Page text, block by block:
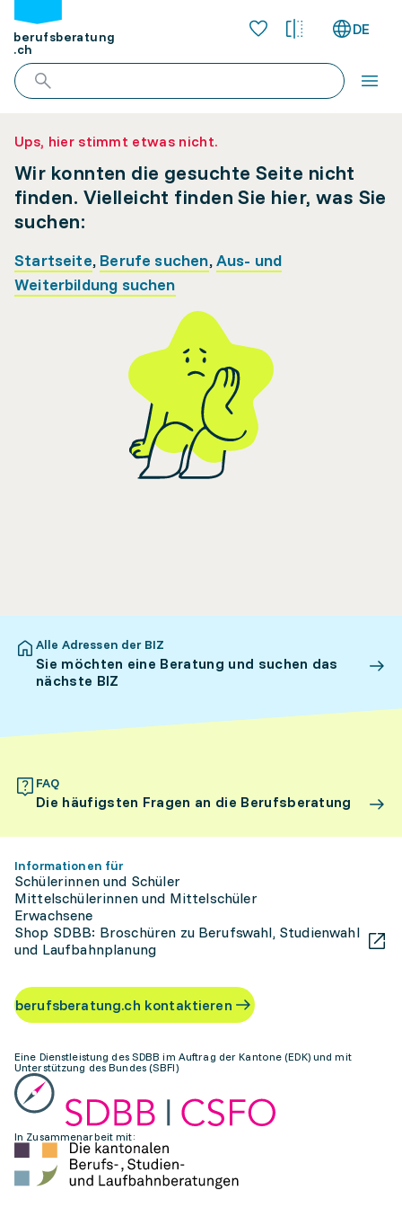
berufsberatung
.ch
DE
Ups, hier stimmt etwas nicht.
Wir konnten die gesuchte Seite nicht
finden. Vielleicht finden Sie hier, was Sie
suchen:
Startseite, Berufe suchen,Aus- und
Weiterbildung suchen
Alle Adressen der BIZ
Sie möchten eine Beratung und suchen das
nächste BIZ
FAQ
Die häufigsten Fragen an die Berufsberatung
Informationen für
Schülerinnen und Schüler
Mittelschülerinnen und Mittelschüler
Erwachsene
Shop SDBB: Broschüren zu Berufswahl, Studienwahl
und Laufbahnplanung
berufsberatung.ch kontaktieren
Eine Dienstleistung des SDBB im Auftrag der Kantone (EDK) und mit
Unterstützung des Bundes (SBFI)
In Zusammenarbeit mit: